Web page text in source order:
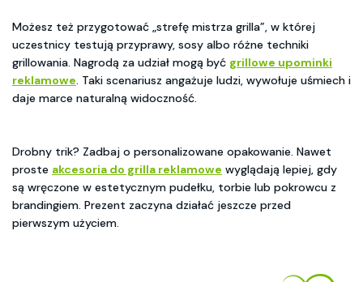
Możesz też przygotować „strefę mistrza grilla”, w której
uczestnicy testują przyprawy, sosy albo różne techniki
grillowania. Nagrodą za udział mogą być grillowe upominki
reklamowe. Taki scenariusz angażuje ludzi, wywołuje uśmiech i
daje marce naturalną widoczność.
Drobny trik? Zadbaj o personalizowane opakowanie. Nawet
proste akcesoria do grilla reklamowe wyglądają lepiej, gdy
są wręczone w estetycznym pudełku, torbie lub pokrowcu z
brandingiem. Prezent zaczyna działać jeszcze przed
pierwszym użyciem.